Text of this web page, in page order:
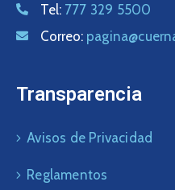
Tel: 777 329 5500
Correo:
Transparencia
Avisos de Privacidad
Reglamentos